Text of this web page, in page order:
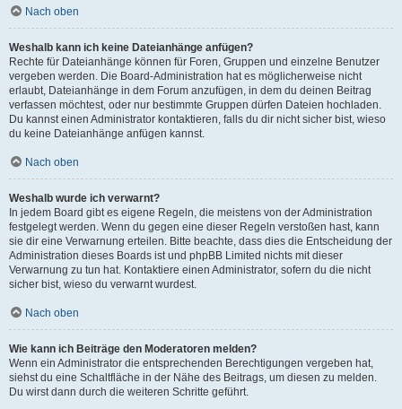
Nach oben
Weshalb kann ich keine Dateianhänge anfügen?
Rechte für Dateianhänge können für Foren, Gruppen und einzelne Benutzer
vergeben werden. Die Board-Administration hat es möglicherweise nicht
erlaubt, Dateianhänge in dem Forum anzufügen, in dem du deinen Beitrag
verfassen möchtest, oder nur bestimmte Gruppen dürfen Dateien hochladen.
Du kannst einen Administrator kontaktieren, falls du dir nicht sicher bist, wieso
du keine Dateianhänge anfügen kannst.
Nach oben
Weshalb wurde ich verwarnt?
In jedem Board gibt es eigene Regeln, die meistens von der Administration
festgelegt werden. Wenn du gegen eine dieser Regeln verstoßen hast, kann
sie dir eine Verwarnung erteilen. Bitte beachte, dass dies die Entscheidung der
Administration dieses Boards ist und phpBB Limited nichts mit dieser
Verwarnung zu tun hat. Kontaktiere einen Administrator, sofern du die nicht
sicher bist, wieso du verwarnt wurdest.
Nach oben
Wie kann ich Beiträge den Moderatoren melden?
Wenn ein Administrator die entsprechenden Berechtigungen vergeben hat,
siehst du eine Schaltfläche in der Nähe des Beitrags, um diesen zu melden.
Du wirst dann durch die weiteren Schritte geführt.